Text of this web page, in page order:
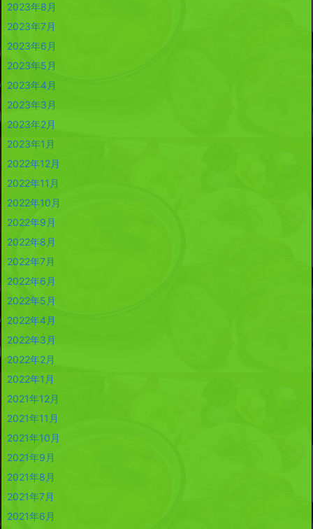
2023年8月
2023年7月
2023年6月
2023年5月
2023年4月
2023年3月
2023年2月
2023年1月
2022年12月
2022年11月
2022年10月
2022年9月
2022年8月
2022年7月
2022年6月
2022年5月
2022年4月
2022年3月
2022年2月
2022年1月
2021年12月
2021年11月
2021年10月
2021年9月
2021年8月
2021年7月
2021年6月